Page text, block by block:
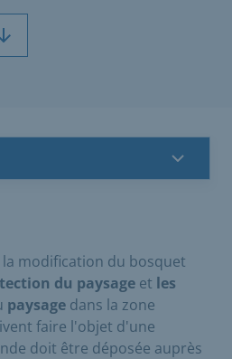
modification du bosquet
du paysage et les
paysage dans la zone
faire l'objet d'une
doit être déposée auprès